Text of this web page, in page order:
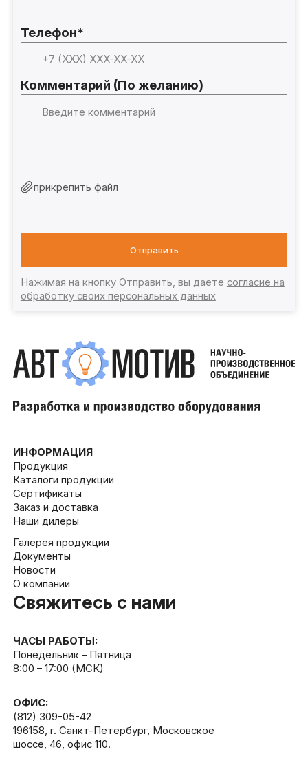
Телефон*
Комментарий (По желанию)
прикрепить файл
Отправить
Нажимая на кнопку Отправить, вы даете согласие на
обработку своих персональных данных
ИНФОРМАЦИЯ
Продукция
Каталоги продукции
Сертификаты
Заказ и доставка
Наши дилеры
Галерея продукции
Документы
Новости
О компании
Свяжитесь с нами
ЧАСЫ РАБОТЫ:
Понедельник – Пятница
8:00 – 17:00 (МСК)
ОФИС:
(812) 309-05-42
196158, г. Санкт-Петербург, Московское
шоссе, 46, офис 110.